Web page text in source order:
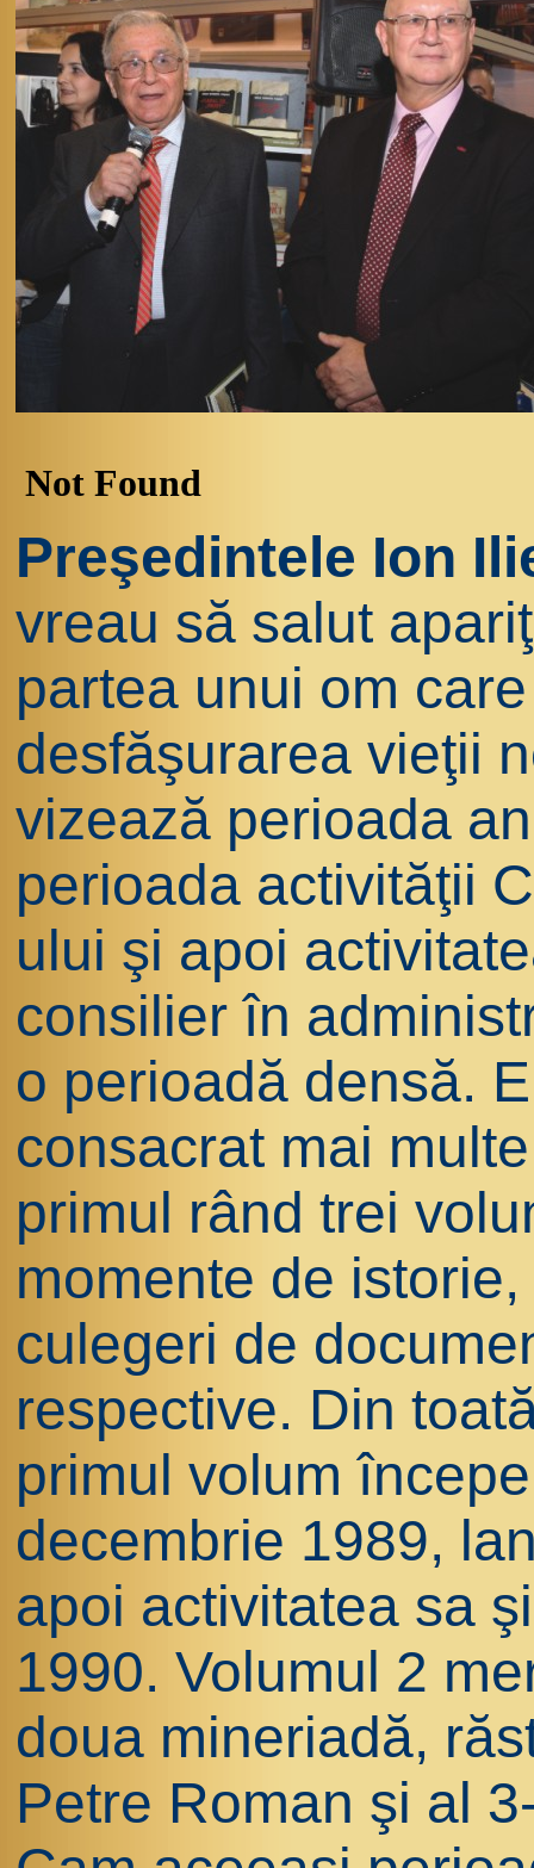
Preşedintele Ion
vreau să salut
partea unui om
desfăşurarea vieţii
vizează perioada
perioada activităţii
ului şi apoi
consilier în
o perioadă densă.
consacrat mai
primul rând trei
momente de
culegeri de
respective. Din
primul volum
decembrie 1989,
apoi activitatea sa
1990. Volumul 2
doua mineriadă,
Petre Roman şi al